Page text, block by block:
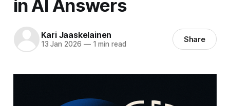
in AI Answers
Kari Jaaskelainen
13 Jan 2026 —1 min read Share